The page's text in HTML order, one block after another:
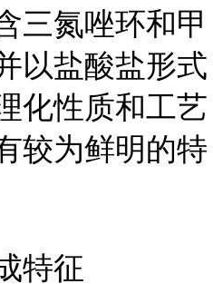
三氮唑环和甲
以盐酸盐形式
化性质和工艺
较为鲜明的特
特征